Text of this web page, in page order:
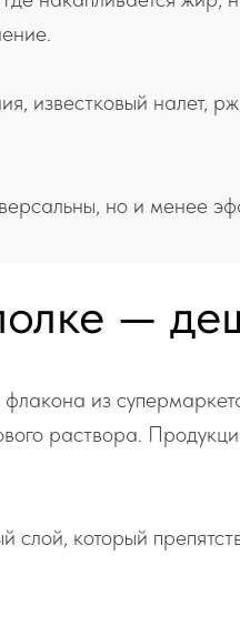
известковый налет,
но и менее
—
из
раствора.
который